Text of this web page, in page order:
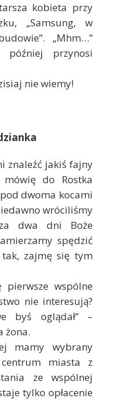
kobieta przy
„Samsung, w
„Mhm…”
przynosi
nie wiemy!
znaleźć jakiś fajny
do Rostka
dwoma kocami
wróciliśmy
dwa dni Boże
spędzić
zajmę się tym
pierwsze wspólne
nie interesują?
byś oglądał” –
żona.
mamy wybrany
miasta z
ze wspólnej
tylko opłacenie